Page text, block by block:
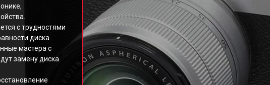
с трудностями
диска.
мастера с
замену диска